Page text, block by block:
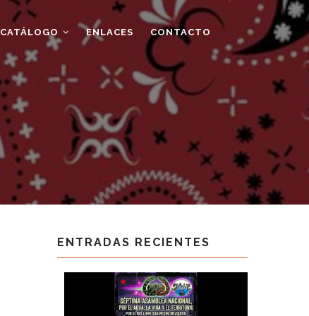
CATÁLOGO ENLACES CONTACTO
ENTRADAS RECIENTES